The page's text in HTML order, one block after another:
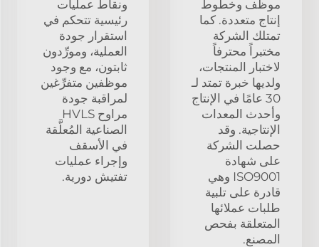
موظف وخطوط
إنتاج متعددة. كما
تمتلك الشركة
مختبراً محترفاً
لاختبار المنتجات،
ولديها خبرة تمتد لـ
30 عامًا في الإنتاج
وأحدث المعدات
الإنتاجية. وقد
حصلت الشركة
على شهادة
ISO9001 وهي
قادرة على تلبية
طلبات عملائها
المتعلقة بفحص
المصنع.
ونقاط عمليات
رئيسية تتحكم في
استقرار جودة
العملية، ومورِّدون
ثابتون، مع وجود
موظفين متفرِّغين
لمراقبة جودة
مراوح HVLS
الصناعية المُعلَّقة
في الأسقف
وإجراء عمليات
تفتيش دورية.